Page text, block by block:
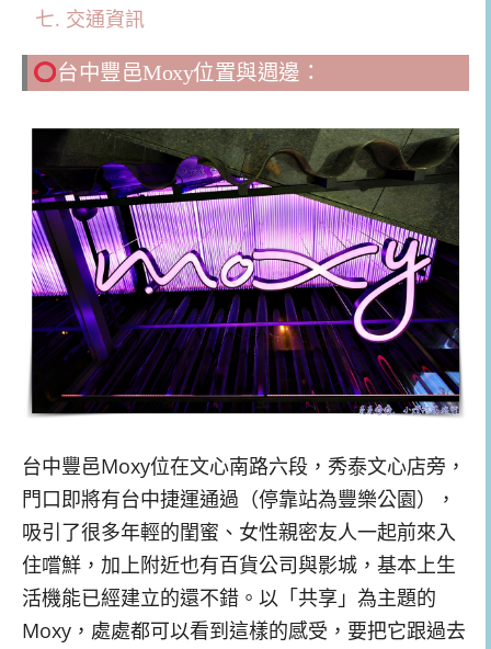
交通資訊
台中豐邑Moxy位置與週邊：
台中豐邑Moxy位在文心南路六段，秀泰文心店旁，
門口即將有台中捷運通過（停靠站為豐樂公園），
吸引了很多年輕的閨蜜、女性親密友人一起前來入
住嚐鮮，加上附近也有百貨公司與影城，基本上生
活機能已經建立的還不錯。以「共享」為主題的
Moxy，處處都可以看到這樣的感受，要把它跟過去